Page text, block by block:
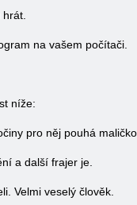
na vašem počítači.
níže:
pro něj pouhá
a další frajer je.
Velmi veselý člověk.